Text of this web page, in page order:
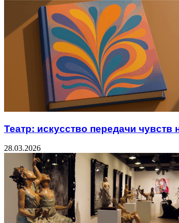
Театр: искусство передачи чувств
28.03.2026